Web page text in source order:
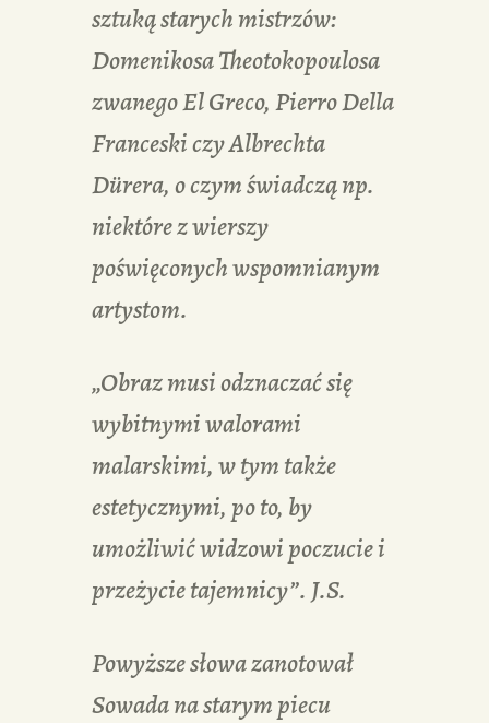
sztuką starych mistrzów:
Domenikosa Theotokopoulosa
zwanego El Greco, Pierro Della
Franceski czy Albrechta
Dürera, o czym świadczą np.
niektóre z wierszy
poświęconych wspomnianym
artystom.
„Obraz musi odznaczać się
wybitnymi walorami
malarskimi, w tym także
estetycznymi, po to, by
umożliwić widzowi poczucie i
przeżycie tajemnicy”. J.S.
Powyższe słowa zanotował
Sowada na starym piecu